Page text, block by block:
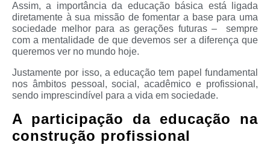
Assim, a importância da educação básica está ligada
diretamente à sua missão de fomentar a base para uma
sociedade melhor para as gerações futuras – sempre
com a mentalidade de que devemos ser a diferença que
queremos ver no mundo hoje.
Justamente por isso, a educação tem papel fundamental
nos âmbitos pessoal, social, acadêmico e profissional,
sendo imprescindível para a vida em sociedade.
A participação da educação na
construção profissional